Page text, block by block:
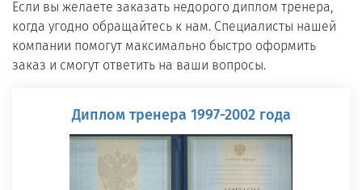
Если вы желаете заказать недорого диплом тренера,
когда угодно обращайтесь к нам. Специалисты нашей
компании помогут максимально быстро оформить
заказ и смогут ответить на ваши вопросы.
Диплом тренера 1997-2002 года